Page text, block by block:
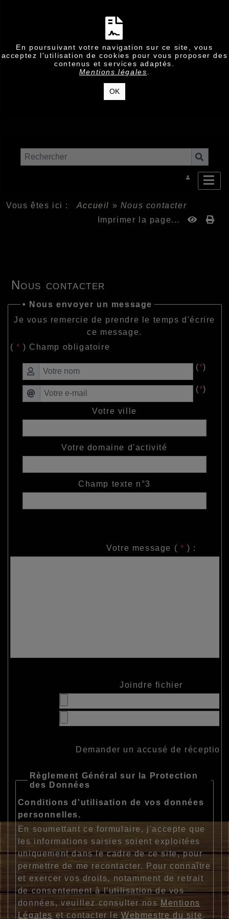
En poursuivant votre navigation sur ce site, vous
acceptez l'utilisation de cookies pour vous proposer des
contenus et services adaptés.
Mentions légales
OK
Vous êtes ici : Accueil » Nous contacter
Imprimer la page...
Nous contacter
• Nous envoyer un message
Je vous remercie de prendre le temps d'écrire
ce message.
( * ) Champ obligatoire
(*)
(*)
Votre ville
Votre domaine d'activité
Champ texte n°3
Votre message ( * ) :
Joindre fichier
Demander un accusé de réception
Règlement Général sur la Protection
des Données
Conditions d'utilisation de vos données
personnelles.
En soumettant ce formulaire, j'accepte que
les informations saisies soient exploitées
uniquement dans le cadre de ce site, pour
permettre de me recontacter. Pour connaître
et exercer vos droits, notamment de retrait
de consentement à l'utilisation de vos
données, veuillez consulter nos Mentions
Légales et contacter leWebmestre du site.